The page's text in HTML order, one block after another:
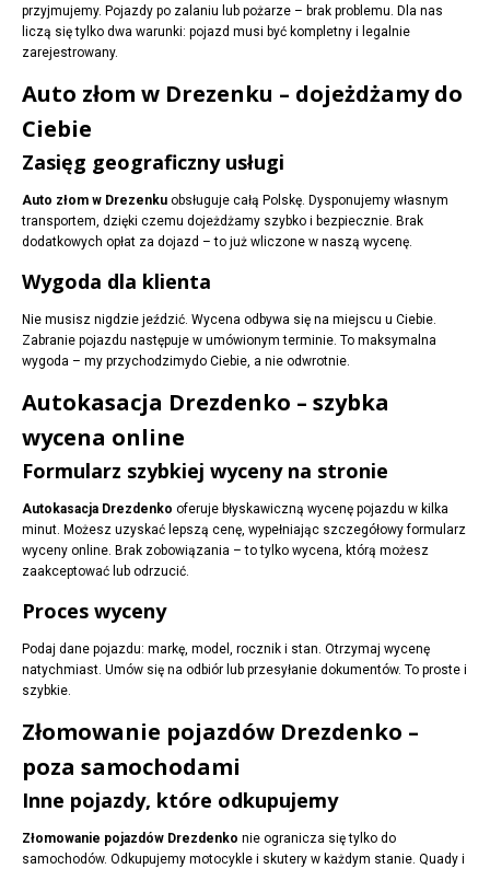
przyjmujemy. Pojazdy po zalaniu lub pożarze – brak problemu. Dla nas
liczą się tylko dwa warunki: pojazd musi być kompletny i legalnie
zarejestrowany.
Auto złom w Drezenku – dojeżdżamy do
Ciebie
Zasięg geograficzny usługi
Auto złom w Drezenku obsługuje całą Polskę. Dysponujemy własnym
transportem, dzięki czemu dojeżdżamy szybko i bezpiecznie. Brak
dodatkowych opłat za dojazd – to już wliczone w naszą wycenę.
Wygoda dla klienta
Nie musisz nigdzie jeździć. Wycena odbywa się na miejscu u Ciebie.
Zabranie pojazdu następuje w umówionym terminie. To maksymalna
wygoda – my przychodzimydo Ciebie, a nie odwrotnie.
Autokasacja Drezdenko – szybka
wycena online
Formularz szybkiej wyceny na stronie
Autokasacja Drezdenko oferuje błyskawiczną wycenę pojazdu w kilka
minut. Możesz uzyskać lepszą cenę, wypełniając szczegółowy formularz
wyceny online. Brak zobowiązania – to tylko wycena, którą możesz
zaakceptować lub odrzucić.
Proces wyceny
Podaj dane pojazdu: markę, model, rocznik i stan. Otrzymaj wycenę
natychmiast. Umów się na odbiór lub przesyłanie dokumentów. To proste i
szybkie.
Złomowanie pojazdów Drezdenko –
poza samochodami
Inne pojazdy, które odkupujemy
Złomowanie pojazdów Drezdenko nie ogranicza się tylko do
samochodów. Odkupujemy motocykle i skutery w każdym stanie. Quady i